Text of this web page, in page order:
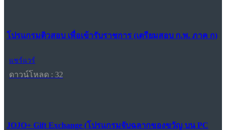
โปรแกรมติวสอบ เพื่อเข้ารับราชการ (เตรียมสอบ ก.พ. ภาค ก)
แชร์แวร์
ดาวน์โหลด : 32
JOJO+ Gift Exchange (โปรแกรมจับฉลากของขวัญ บน PC